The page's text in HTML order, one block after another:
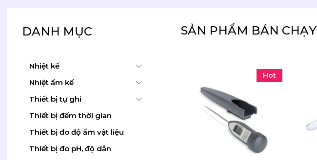
DANH MỤC
Nhiệt kế
Nhiệt ẩm kế
Thiết bị tự ghi
Thiết bị đếm thời gian
Thiết bị đo độ ẩm vật liệu
Thiết bị đo pH, độ dẫn
SẢN PHẨM BÁN CHẠY
Hot